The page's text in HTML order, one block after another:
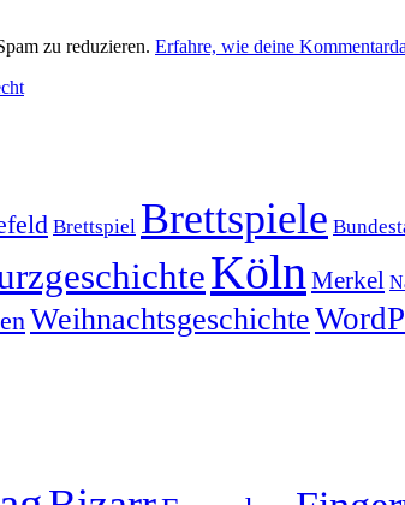
zu reduzieren. Erfahre, wie deine
Brettspiel Brettspiele
Köln Merkel
Weihnachtsgeschichte